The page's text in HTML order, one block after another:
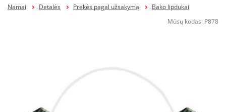
Paieška
Namai Detalės Prekės pagal užsakymą
Bako lipdukai
Mūsų kodas: P878